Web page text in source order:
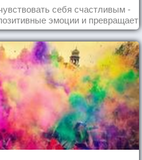
себя счастливым -
эмоции и превращает
праздник.